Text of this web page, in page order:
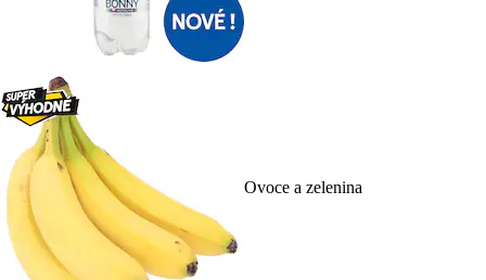
Ovoce a zelenina